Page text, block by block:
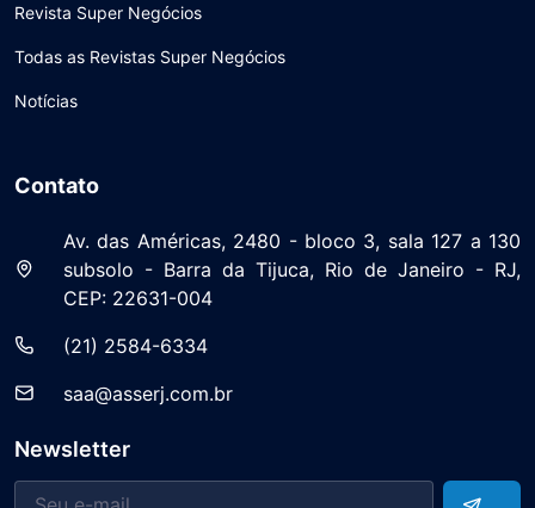
Revista Super Negócios
Todas as Revistas Super Negócios
Notícias
Contato
Av. das Américas, 2480 - bloco 3, sala 127 a 130
subsolo - Barra da Tijuca, Rio de Janeiro - RJ,
CEP: 22631-004
(21) 2584-6334
saa@asserj.com.br
Newsletter